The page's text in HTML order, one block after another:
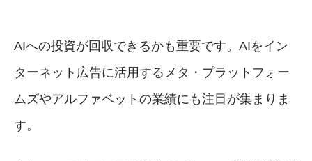
AIへの投資が回収できるかも重要です。AIをイン
ターネット広告に活用するメタ・プラットフォー
ムズやアルファベットの業績にも注目が集まりま
す。